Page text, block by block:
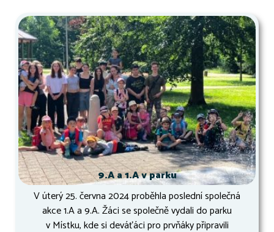
9.A a 1.A v parku
V úterý 25. června 2024 proběhla poslední společná
akce 1.A a 9.A. Žáci se společně vydali do parku
v Místku, kde si deváťáci pro prvňáky připravili